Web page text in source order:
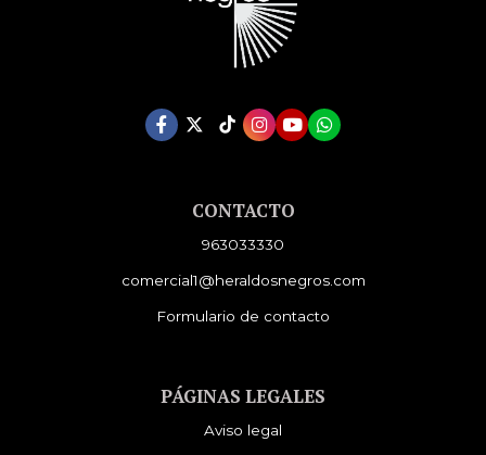
CONTACTO
963033330
comercial1@heraldosnegros.com
Formulario de contacto
PÁGINAS LEGALES
Aviso legal